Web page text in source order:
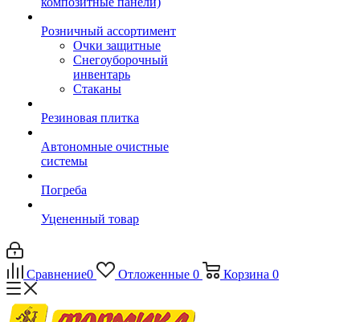
Розничный ассортимент
Очки защитные
Снегоуборочный
инвентарь
Стаканы
Резиновая плитка
Автономные очистные
системы
Погреба
Уцененный товар
Сравнение0 Отложенные 0 Корзина 0